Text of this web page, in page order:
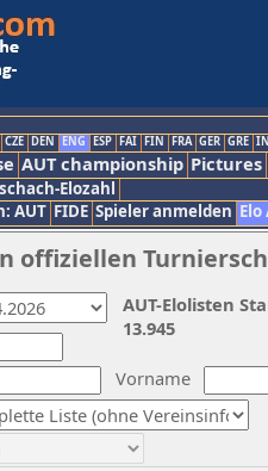
CZE DEN ENG ESP FAI FIN FRA GER GRE
AUT championship Pictures
Elozahl
AUT FIDE Spieler anmelden Elo
offiziellen
Vorname
AUT-Elolisten
13.945